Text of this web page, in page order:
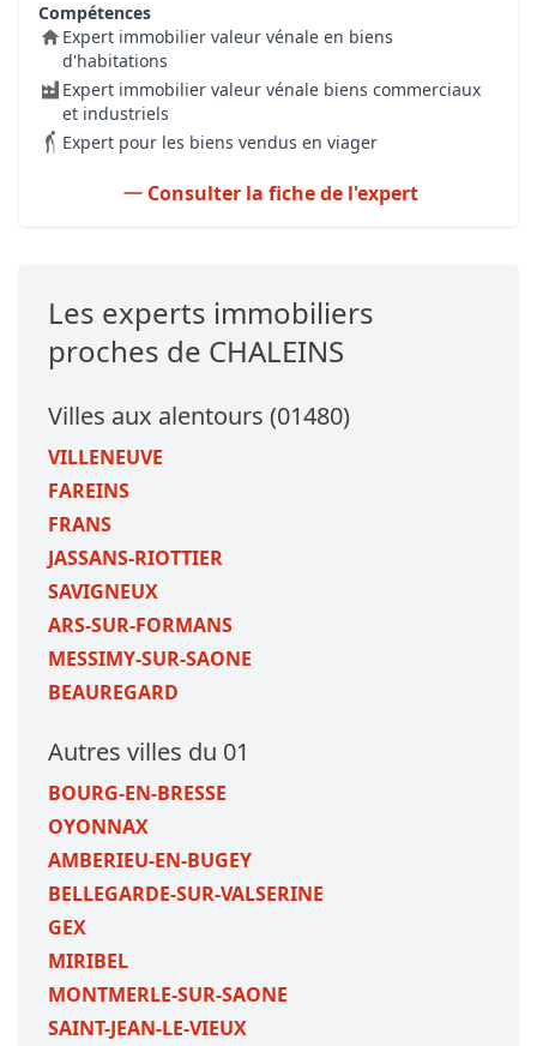
Compétences
Expert immobilier valeur vénale en biens
d'habitations
Expert immobilier valeur vénale biens commerciaux
et industriels
Expert pour les biens vendus en viager
Consulter la fiche de l'expert
Les experts immobiliers
proches de CHALEINS
Villes aux alentours (01480)
VILLENEUVE
FAREINS
FRANS
JASSANS-RIOTTIER
SAVIGNEUX
ARS-SUR-FORMANS
MESSIMY-SUR-SAONE
BEAUREGARD
Autres villes du 01
BOURG-EN-BRESSE
OYONNAX
AMBERIEU-EN-BUGEY
BELLEGARDE-SUR-VALSERINE
GEX
MIRIBEL
MONTMERLE-SUR-SAONE
SAINT-JEAN-LE-VIEUX